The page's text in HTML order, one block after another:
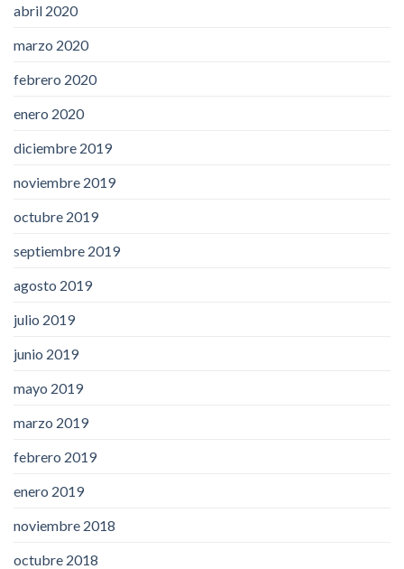
abril 2020
marzo 2020
febrero 2020
enero 2020
diciembre 2019
noviembre 2019
octubre 2019
septiembre 2019
agosto 2019
julio 2019
junio 2019
mayo 2019
marzo 2019
febrero 2019
enero 2019
noviembre 2018
octubre 2018